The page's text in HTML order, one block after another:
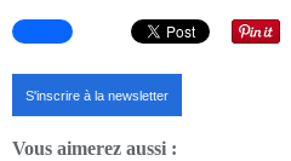
S'inscrire à la newsletter
Vous aimerez aussi :